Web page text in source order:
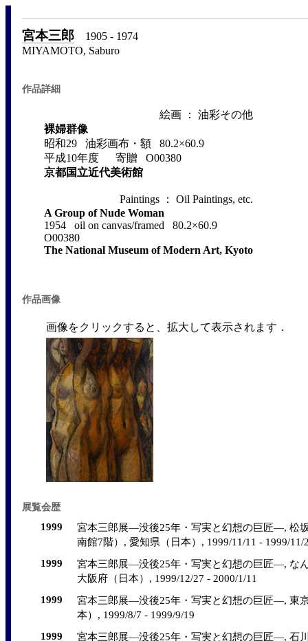
宮本三郎 1905 - 1974
MIYAMOTO, Saburo
作品詳細
絵画 ： 油彩その他
裸婦群像
昭和29 油彩画布・額 80.2×60.9
平成10年度 寄贈 O00380
京都国立近代美術館
Paintings ： Oil Paintings, etc.
A Group of Nude Woman
1954 oil on canvas/framed 80.2×60.9
O00380
The National Museum of Modern Art, Kyoto
作品画像
画像をクリックすると、拡大して表示されます．
展覧会歴
1999
宮本三郎展―没後25年・写実と幻想の巨匠―, 松
南館7階）, 愛知県（日本）, 1999/11/11 - 1999/11/
1999
宮本三郎展―没後25年・写実と幻想の巨匠―, な
大阪府（日本）, 1999/12/27 - 2000/1/11
1999
宮本三郎展―没後25年・写実と幻想の巨匠―, 東
本）, 1999/8/7 - 1999/9/19
1999
宮本三郎展―没後25年・写実と幻想の巨匠―, 石